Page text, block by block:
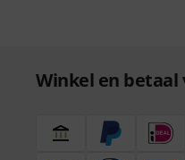
Winkel en betaal